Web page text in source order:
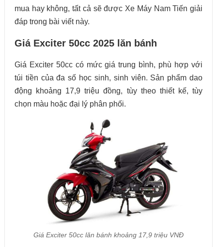
mua hay không, tất cả sẽ được Xe Máy Nam Tiến giải
đáp trong bài viết này.
Giá Exciter 50cc 2025 lăn bánh
Giá Exciter 50cc có mức giá trung bình, phù hợp với
túi tiền của đa số học sinh, sinh viên. Sản phẩm dao
động khoảng 17,9 triệu đồng, tùy theo thiết kế, tùy
chọn màu hoặc đại lý phân phối.
Giá Exciter 50cc lăn bánh khoảng 17,9 triệu VNĐ